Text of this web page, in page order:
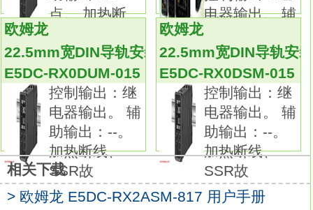
可视角度、对比度得以提升。
高分辨率5位显示/可显示0.01°C。
高速采样周期60ms。
全部机型完整多种（能够热电偶/Pt/模拟输入切
换），1台机器支持多种传感器欧姆龙 数字温
度控制器用户手册。
还支持远程SP。
增加PV/SV状态显示功能，方便查看温控器的
状态（自动/手动、RUN/STOP、报警发生），
可交互显示PV/SV。
点。 加热断
电器输出。 辅
欧姆龙
22.5mm宽DIN导轨安装型温控器
E5DC-RX0DUM-015
控制输出：继
电器输出。 辅
助输出：--。
加热断线、
SSR故
欧姆龙
22.5mm宽DIN导轨安
E5DC-RX0DSM-015
控制输出：继
电器输出。 辅
助输出：--。
加热断线、
SSR故
相关下载
> 欧姆龙 E5DC-RX2ASM-817 用户手册